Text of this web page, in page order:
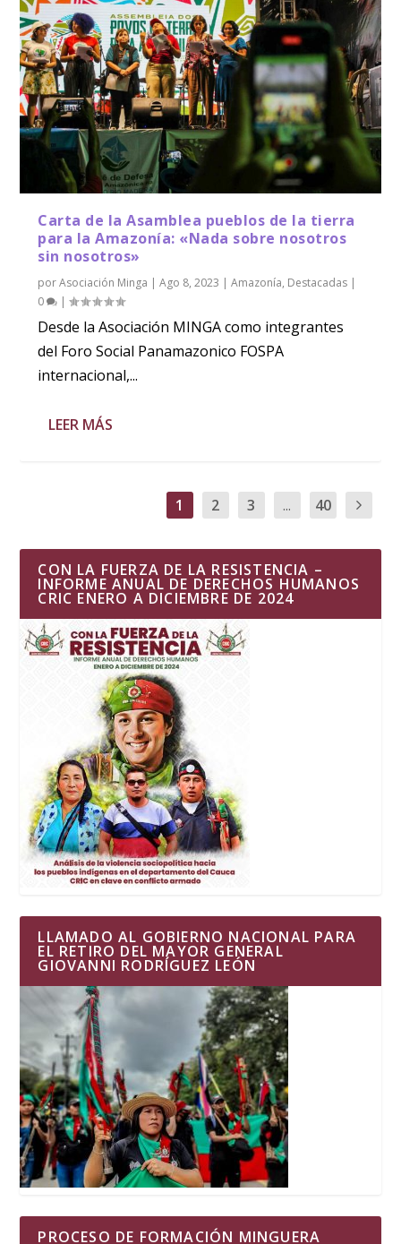
Carta de la Asamblea pueblos de la tierra
para la Amazonía: «Nada sobre nosotros
sin nosotros»
porAsociación Minga |Ago 8, 2023 |Amazonía, Destacadas |
0
|
Desde la Asociación MINGA como integrantes
del Foro Social Panamazonico FOSPA
internacional,...
LEER MÁS
1 2 3 ... 40
CON LA FUERZA DE LA RESISTENCIA –
INFORME ANUAL DE DERECHOS HUMANOS
CRIC ENERO A DICIEMBRE DE 2024
LLAMADO AL GOBIERNO NACIONAL PARA
EL RETIRO DEL MAYOR GENERAL
GIOVANNI RODRÍGUEZ LEÓN
PROCESO DE FORMACIÓN MINGUERA